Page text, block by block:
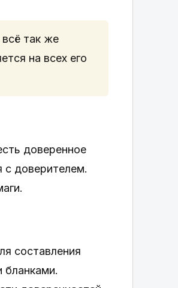
так же
на всех его
доверенное
с доверителем.
составления
бланками.